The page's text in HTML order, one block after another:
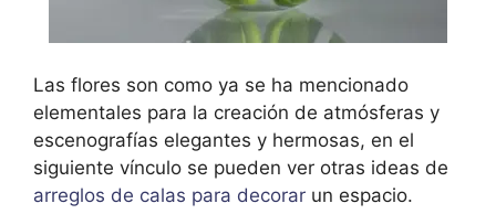
Las flores son como ya se ha mencionado
elementales para la creación de atmósferas y
escenografías elegantes y hermosas, en el
siguiente vínculo se pueden ver otras ideas de
arreglos de calas para decorar un espacio.